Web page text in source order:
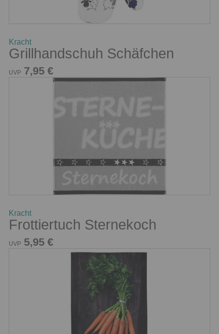
Kracht
Grillhandschuh Schäfchen
UVP 7,95 €
Kracht
Frottiertuch Sternekoch
UVP 5,95 €